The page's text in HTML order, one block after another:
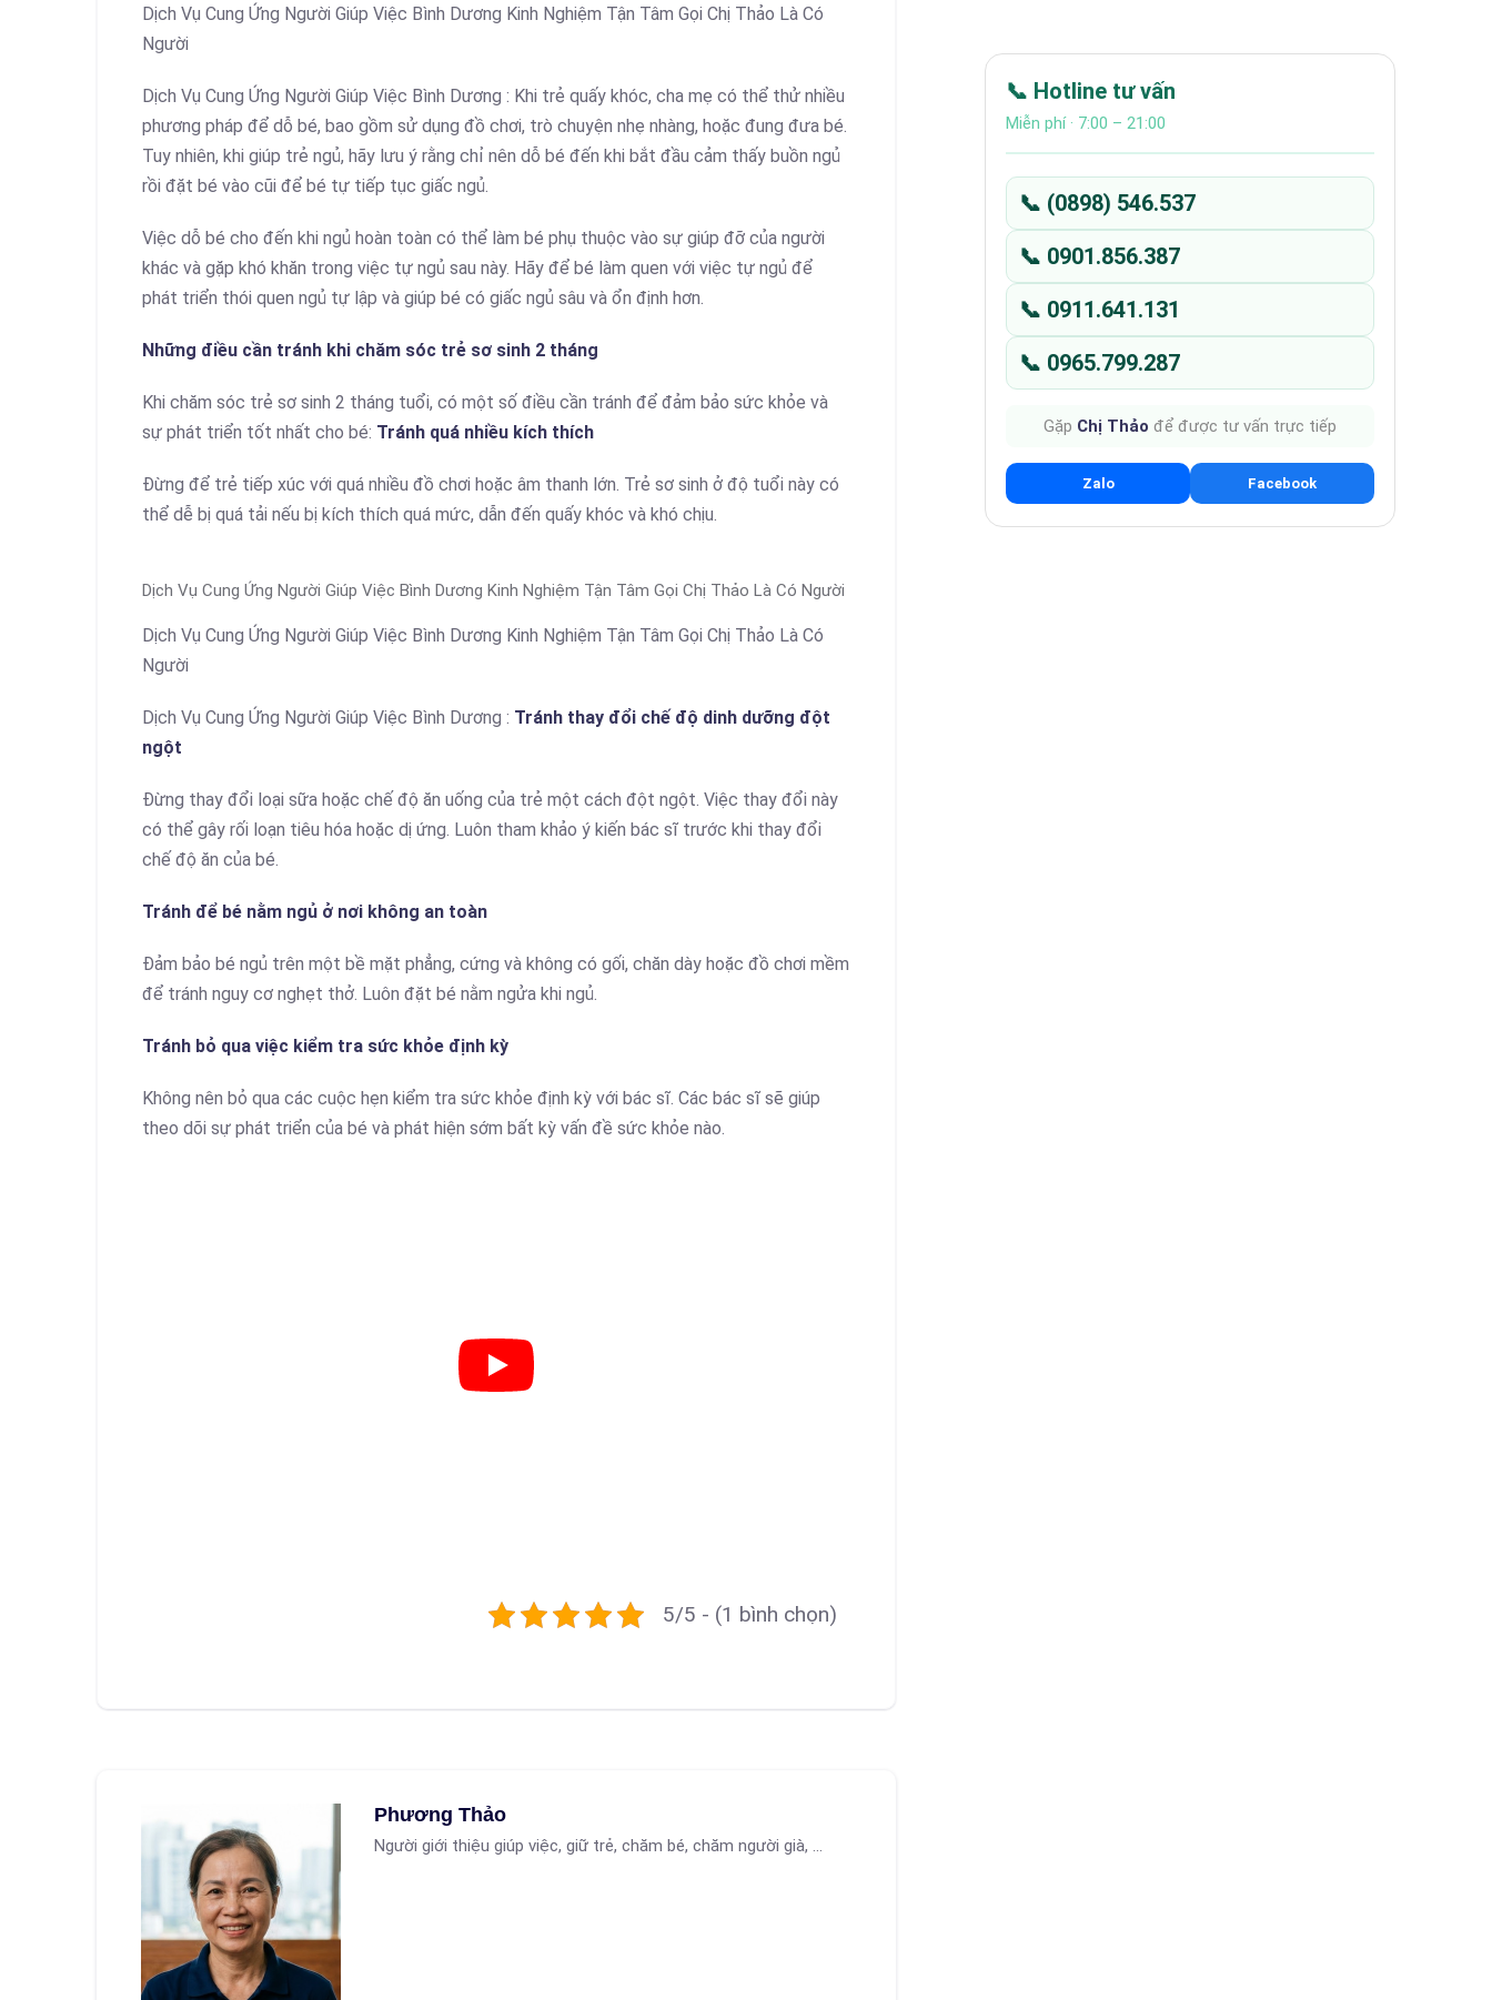
Dịch Vụ Cung Ứng Người Giúp Việc Bình Dương Kinh Nghiệm Tận Tâm Gọi Chị Thảo Là Có
Người
Dịch Vụ Cung Ứng Người Giúp Việc Bình Dương : Khi trẻ quấy khóc, cha mẹ có thể thử nhiều
phương pháp để dỗ bé, bao gồm sử dụng đồ chơi, trò chuyện nhẹ nhàng, hoặc đung đưa bé.
Tuy nhiên, khi giúp trẻ ngủ, hãy lưu ý rằng chỉ nên dỗ bé đến khi bắt đầu cảm thấy buồn ngủ
rồi đặt bé vào cũi để bé tự tiếp tục giấc ngủ.
Việc dỗ bé cho đến khi ngủ hoàn toàn có thể làm bé phụ thuộc vào sự giúp đỡ của người
khác và gặp khó khăn trong việc tự ngủ sau này. Hãy để bé làm quen với việc tự ngủ để
phát triển thói quen ngủ tự lập và giúp bé có giấc ngủ sâu và ổn định hơn.
Những điều cần tránh khi chăm sóc trẻ sơ sinh 2 tháng
Khi chăm sóc trẻ sơ sinh 2 tháng tuổi, có một số điều cần tránh để đảm bảo sức khỏe và
sự phát triển tốt nhất cho bé: Tránh quá nhiều kích thích
Đừng để trẻ tiếp xúc với quá nhiều đồ chơi hoặc âm thanh lớn. Trẻ sơ sinh ở độ tuổi này có
thể dễ bị quá tải nếu bị kích thích quá mức, dẫn đến quấy khóc và khó chịu.
Dịch Vụ Cung Ứng Người Giúp Việc Bình Dương Kinh Nghiệm Tận Tâm Gọi Chị Thảo Là Có Người
Dịch Vụ Cung Ứng Người Giúp Việc Bình Dương Kinh Nghiệm Tận Tâm Gọi Chị Thảo Là Có
Người
Dịch Vụ Cung Ứng Người Giúp Việc Bình Dương : Tránh thay đổi chế độ dinh dưỡng đột
ngột
Đừng thay đổi loại sữa hoặc chế độ ăn uống của trẻ một cách đột ngột. Việc thay đổi này
có thể gây rối loạn tiêu hóa hoặc dị ứng. Luôn tham khảo ý kiến bác sĩ trước khi thay đổi
chế độ ăn của bé.
Tránh để bé nằm ngủ ở nơi không an toàn
Đảm bảo bé ngủ trên một bề mặt phẳng, cứng và không có gối, chăn dày hoặc đồ chơi mềm
để tránh nguy cơ nghẹt thở. Luôn đặt bé nằm ngửa khi ngủ.
Tránh bỏ qua việc kiểm tra sức khỏe định kỳ
Không nên bỏ qua các cuộc hẹn kiểm tra sức khỏe định kỳ với bác sĩ. Các bác sĩ sẽ giúp
theo dõi sự phát triển của bé và phát hiện sớm bất kỳ vấn đề sức khỏe nào.
5/5 - (1 bình chọn)
Phương Thảo
Người giới thiệu giúp việc, giữ trẻ, chăm bé, chăm người già, ...
📞 Hotline tư vấn
Miễn phí · 7:00 – 21:00
📞 (0898) 546.537
📞 0901.856.387
📞 0911.641.131
📞 0965.799.287
Gặp Chị Thảo để được tư vấn trực tiếp
Zalo Facebook